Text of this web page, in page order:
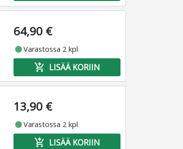
64,90 €
fiber_manual_recordVarastossa 2 kpl
add_shopping_cart LISÄÄ KORIIN
13,90 €
fiber_manual_recordVarastossa 2 kpl
add_shopping_cart LISÄÄ KORIIN